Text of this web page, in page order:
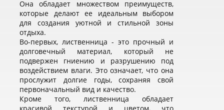
Она обладает множеством преимуществ,
которые делают ее идеальным выбором
для создания уютной и стильной зоны
отдыха.
Во-первых, лиственница - это прочный и
долговечный материал, который не
подвержен гниению и разрушению под
воздействием влаги. Это означает, что она
прослужит долгие годы, сохраняя свой
первоначальный вид и качество.
Кроме того, лиственница обладает